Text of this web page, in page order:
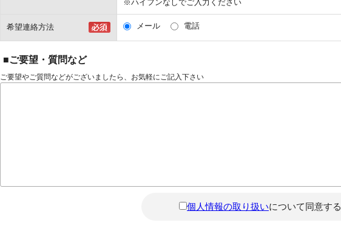
※ハイフンなしでご入力ください
希望連絡方法 メール 電話
■ご要望・質問など
ご要望やご質問などがございましたら、お気軽にご記入下さい
個人情報の取り扱いについて同意する